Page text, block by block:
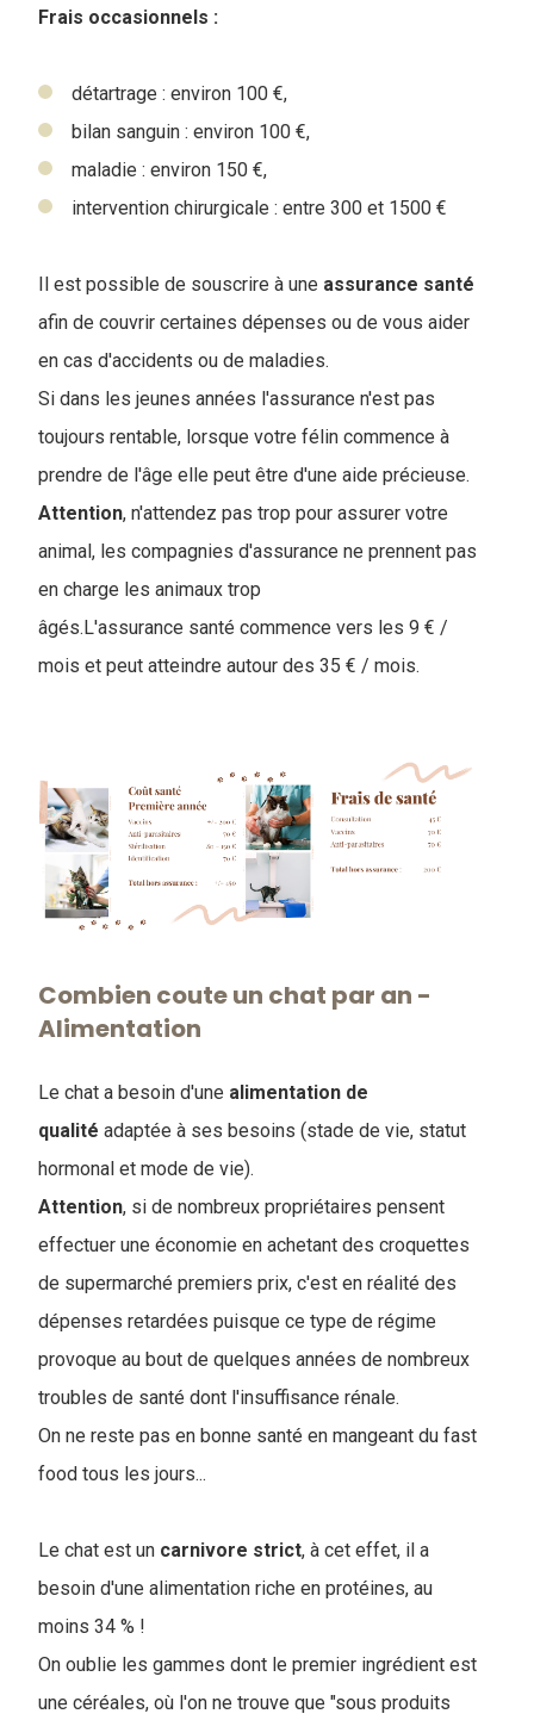
Frais occasionnels :
détartrage : environ 100 €,
bilan sanguin : environ 100 €,
maladie : environ 150 €,
intervention chirurgicale : entre 300 et 1500 €
Il est possible de souscrire à une assurance santé
afin de couvrir certaines dépenses ou de vous aider
en cas d'accidents ou de maladies.
Si dans les jeunes années l'assurance n'est pas
toujours rentable, lorsque votre félin commence à
prendre de l'âge elle peut être d'une aide précieuse.
Attention, n'attendez pas trop pour assurer votre
animal, les compagnies d'assurance ne prennent pas
en charge les animaux trop
âgés.L'assurance santé commence vers les 9 € /
mois et peut atteindre autour des 35 € / mois.
Combien coute un chat par an -
Alimentation
Le chat a besoin d'une alimentation de
qualité adaptée à ses besoins (stade de vie, statut
hormonal et mode de vie).
Attention, si de nombreux propriétaires pensent
effectuer une économie en achetant des croquettes
de supermarché premiers prix, c'est en réalité des
dépenses retardées puisque ce type de régime
provoque au bout de quelques années de nombreux
troubles de santé dont l'insuffisance rénale.
On ne reste pas en bonne santé en mangeant du fast
food tous les jours...
Le chat est un carnivore strict, à cet effet, il a
besoin d'une alimentation riche en protéines, au
moins 34 % !
On oublie les gammes dont le premier ingrédient est
une céréales, où l'on ne trouve que "sous produits